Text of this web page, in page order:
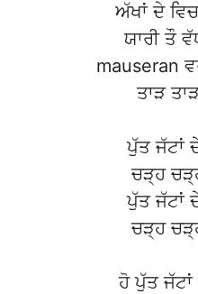
ਅੱਖਾਂ ਦੇ
ਯਾਰੀ ਤੌ
mauseran
ਤਾੜ
ਪੁੱਤ ਜੱਟਾਂ
ਚੜ੍ਹ
ਪੁੱਤ ਜੱਟਾਂ
ਚੜ੍ਹ
ਹੋ ਪੁੱਤ